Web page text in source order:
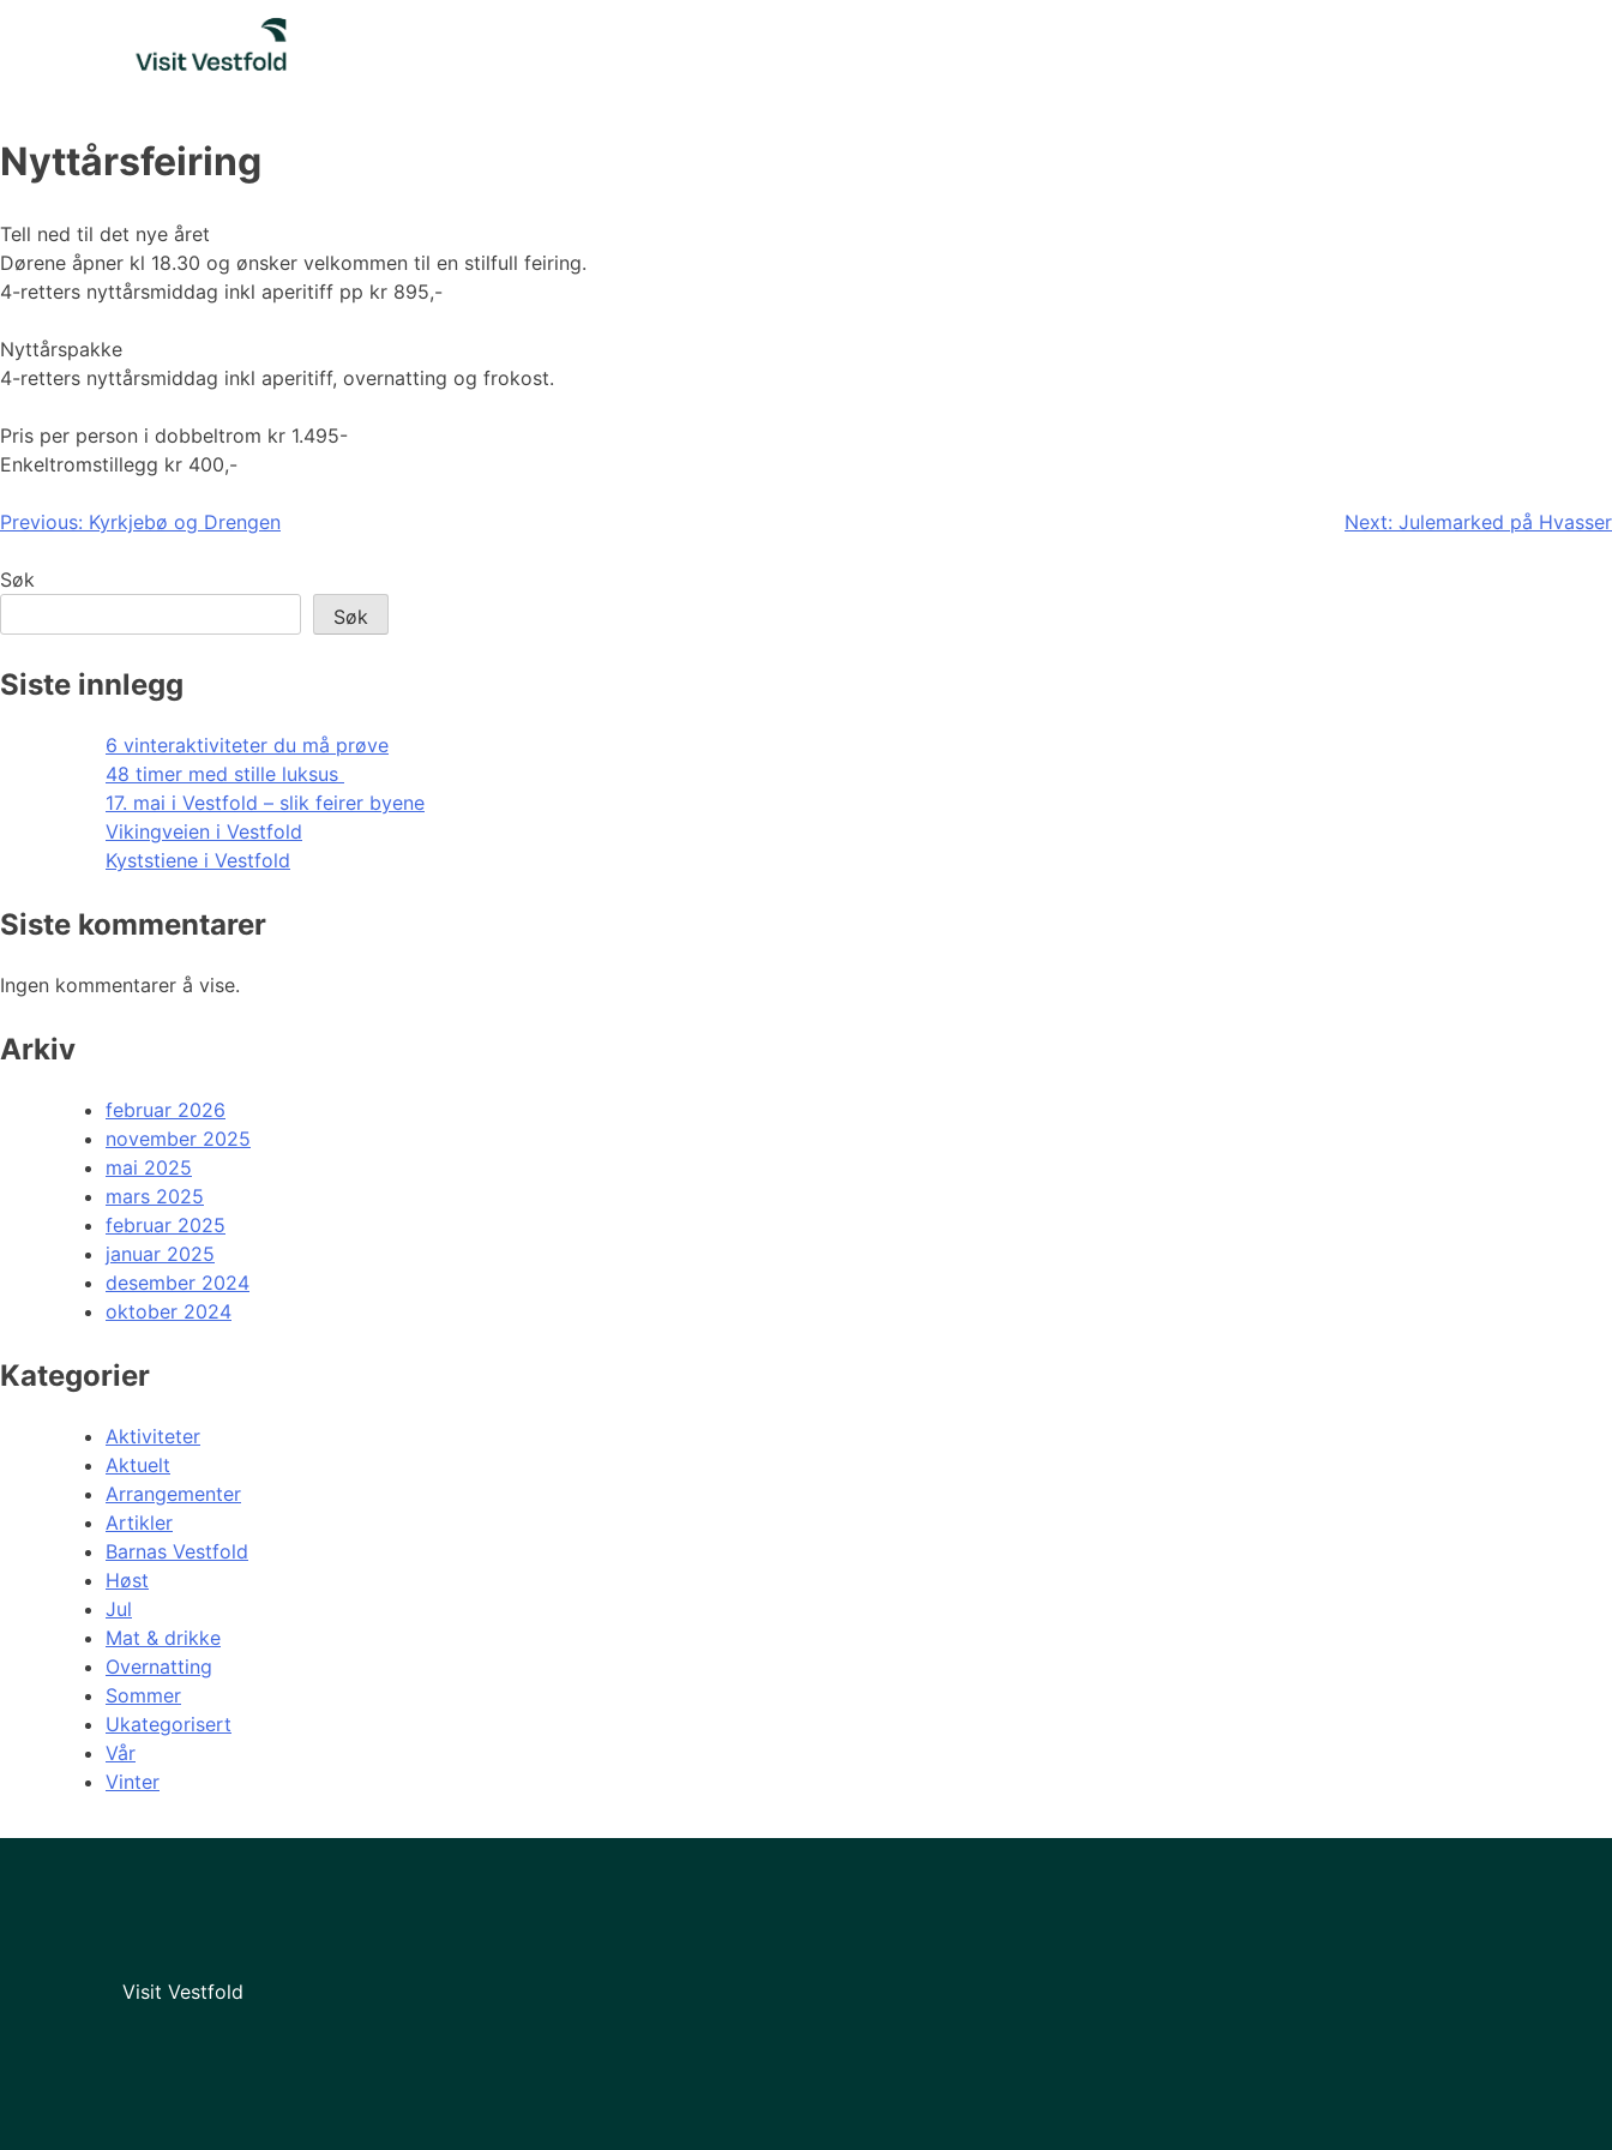
Nyttårsfeiring
Tell ned til det nye året
Dørene åpner kl 18.30 og ønsker velkommen til en stilfull feiring.
4-retters nyttårsmiddag inkl aperitiff pp kr 895,-
Nyttårspakke
4-retters nyttårsmiddag inkl aperitiff, overnatting og frokost.
Pris per person i dobbeltrom kr 1.495-
Enkeltromstillegg kr 400,-
Innleggsnavigasjon
Previous: Kyrkjebø og Drengen Next: Julemarked på Hvasser
Søk
Søk
Siste innlegg
6 vinteraktiviteter du må prøve
48 timer med stille luksus
17. mai i Vestfold – slik feirer byene
Vikingveien i Vestfold
Kyststiene i Vestfold
Siste kommentarer
Ingen kommentarer å vise.
Arkiv
februar 2026
november 2025
mai 2025
mars 2025
februar 2025
januar 2025
desember 2024
oktober 2024
Kategorier
Aktiviteter
Aktuelt
Arrangementer
Artikler
Barnas Vestfold
Høst
Jul
Mat & drikke
Overnatting
Sommer
Ukategorisert
Vår
Vinter
Visit Vestfold